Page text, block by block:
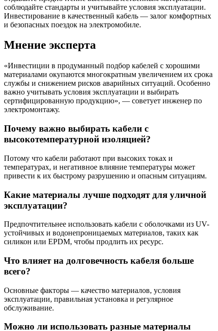
соблюдайте стандарты и учитывайте условия эксплуатации.
Инвестирование в качественный кабель — залог комфортных
и безопасных поездок на электромобиле.
Мнение эксперта
«Инвестиции в продуманный подбор кабелей с хорошими
материалами окупаются многократным увеличением их срока
службы и снижением рисков аварийных ситуаций. Особенно
важно учитывать условия эксплуатации и выбирать
сертифицированную продукцию», — советует инженер по
электромонтажу.
Почему важно выбирать кабели с
высокотемпературной изоляцией?
Потому что кабели работают при высоких токах и
температурах, и негативное влияние температуры может
привести к их быстрому разрушению и опасным ситуациям.
Какие материалы лучше подходят для уличной
эксплуатации?
Предпочтительнее использовать кабели с оболочками из UV-
устойчивых и водонепроницаемых материалов, таких как
силикон или EPDM, чтобы продлить их ресурс.
Что влияет на долговечность кабеля больше
всего?
Основные факторы — качество материалов, условия
эксплуатации, правильная установка и регулярное
обслуживание.
Можно ли использовать разные материалы